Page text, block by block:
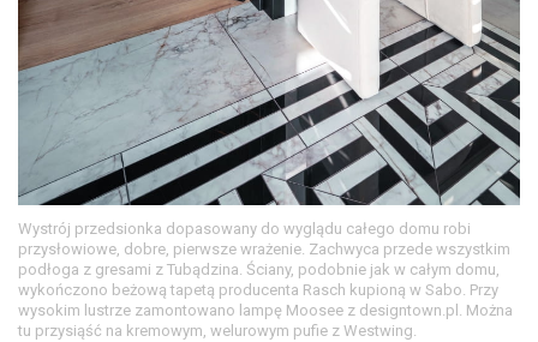
Wystrój przedsionka dopasowany do wyglądu całego domu robi
przysłowiowe, dobre, pierwsze wrażenie. Zachwyca przede wszystkim
podłoga z gresami z Tubądzina. Ściany, podobnie jak w całym domu,
wykończono beżową tapetą producenta Rasch kupioną w Sabo. Przy
wysokim lustrze zamontowano lampę Moosee z designtown.pl. Można
tu przysiąść na kremowym, welurowym pufie z Westwing.